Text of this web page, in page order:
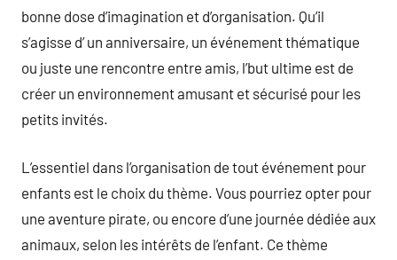
bonne dose d’imagination et d’organisation. Qu’il
s’agisse d’ un anniversaire, un événement thématique
ou juste une rencontre entre amis, l’but ultime est de
créer un environnement amusant et sécurisé pour les
petits invités.
L’essentiel dans l’organisation de tout événement pour
enfants est le choix du thème. Vous pourriez opter pour
une aventure pirate, ou encore d’une journée dédiée aux
animaux, selon les intérêts de l’enfant. Ce thème